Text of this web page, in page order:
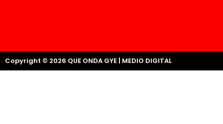
Copyright © 2026 QUE ONDA GYE | MEDIO DIGITAL